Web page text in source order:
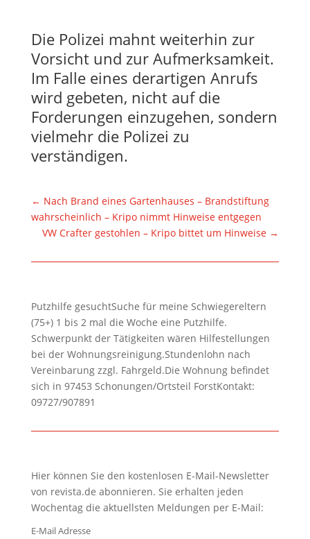
Die Polizei mahnt weiterhin zur
Vorsicht und zur Aufmerksamkeit.
Im Falle eines derartigen Anrufs
wird gebeten, nicht auf die
Forderungen einzugehen, sondern
vielmehr die Polizei zu
verständigen.
← Nach Brand eines Gartenhauses – Brandstiftung
wahrscheinlich – Kripo nimmt Hinweise entgegen
VW Crafter gestohlen – Kripo bittet um Hinweise →
Putzhilfe gesuchtSuche für meine Schwiegereltern
(75+) 1 bis 2 mal die Woche eine Putzhilfe.
Schwerpunkt der Tätigkeiten wären Hilfestellungen
bei der Wohnungsreinigung.Stundenlohn nach
Vereinbarung zzgl. Fahrgeld.Die Wohnung befindet
sich in 97453 Schonungen/Ortsteil ForstKontakt:
09727/907891
Hier können Sie den kostenlosen E-Mail-Newsletter
von revista.de abonnieren. Sie erhalten jeden
Wochentag die aktuellsten Meldungen per E-Mail:
E-Mail Adresse